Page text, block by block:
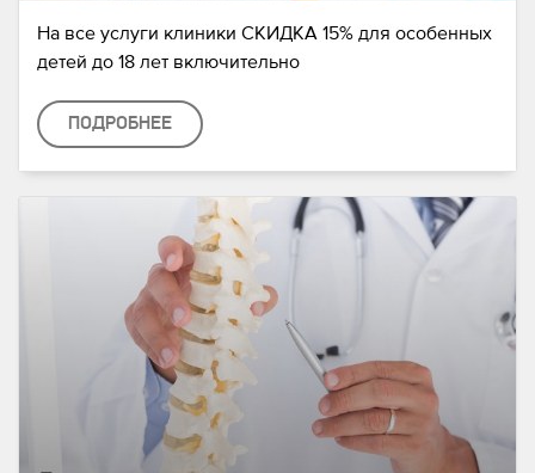
На все услуги клиники СКИДКА 15% для особенных
детей до 18 лет включительно
ПОДРОБНЕЕ